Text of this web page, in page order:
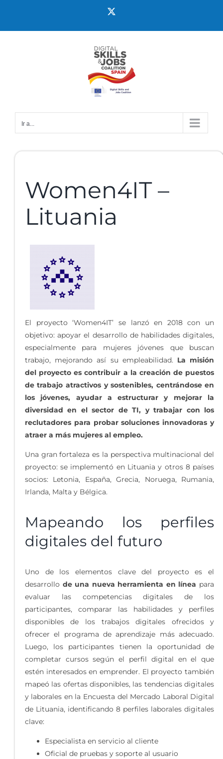
Ir a...
Women4IT –
Lituania
El proyecto ‘Women4IT’ se lanzó en 2018 con un
objetivo: apoyar el desarrollo de habilidades digitales,
especialmente para mujeres jóvenes que buscan
trabajo, mejorando así su empleabilidad. La misión
del proyecto es contribuir a la creación de puestos
de trabajo atractivos y sostenibles, centrándose en
los jóvenes, ayudar a estructurar y mejorar la
diversidad en el sector de TI, y trabajar con los
reclutadores para probar soluciones innovadoras y
atraer a más mujeres al empleo.
Una gran fortaleza es la perspectiva multinacional del
proyecto: se implementó en Lituania y otros 8 países
socios: Letonia, España, Grecia, Noruega, Rumania,
Irlanda, Malta y Bélgica.
Mapeando los perfiles
digitales del futuro
Uno de los elementos clave del proyecto es el
desarrollo de una nueva herramienta en línea para
evaluar las competencias digitales de los
participantes, comparar las habilidades y perfiles
disponibles de los trabajos digitales ofrecidos y
ofrecer el programa de aprendizaje más adecuado.
Luego, los participantes tienen la oportunidad de
completar cursos según el perfil digital en el que
estén interesados en emprender. El proyecto también
mapeó las ofertas disponibles, las tendencias digitales
y laborales en la Encuesta del Mercado Laboral Digital
de Lituania, identificando 8 perfiles laborales digitales
clave:
Especialista en servicio al cliente
Oficial de pruebas y soporte al usuario